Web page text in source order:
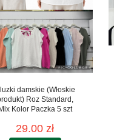
damskie (Włoskie
Roz Standard,
Kolor Paczka 5 szt
29.00 zł